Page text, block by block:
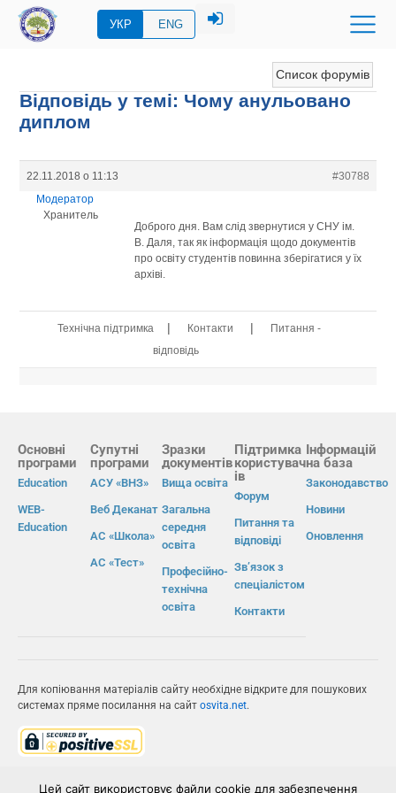
УКР ENG
Список форумів
Відповідь у темі: Чому анульовано
диплом
22.11.2018 о 11:13
#30788
Модератор
Хранитель
Доброго дня. Вам слід звернутися у СНУ ім.
В. Даля, так як інформація щодо документів
про освіту студентів повинна зберігатися у їх
архіві.
Технічна підтримка | Контакти |
Питання -
відповідь
Основні
програми
Education
WEB-
Education
Супутні
програми
АСУ «ВНЗ»
Веб Деканат
АС «Школа»
АС «Тест»
Зразки
документів
Вища освіта
Загальна
середня
освіта
Професійно-
технічна
освіта
Підтримка
користувач
ів
Форум
Питання та
відповіді
Зв’язок з
спеціалістом
Контакти
Інформацій
на база
Законодавство
Новини
Оновлення
Для копіювання матеріалів сайту необхідне відкрите для пошукових
системах пряме посилання на сайт osvita.net.
Цей сайт використовує файли cookie для забезпечення